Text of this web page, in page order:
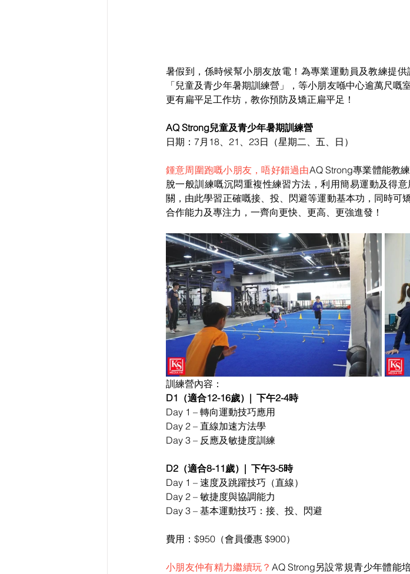
暑假到，係時候幫小朋友放電！為專業運動員及教練提
「兒童及青少年暑期訓練營」，等小朋友喺中心逾萬尺
更有扁平足工作坊，教你預防及矯正扁平足！
AQ Strong兒童及青少年暑期訓練營
日期：7月18、21、23日（星期二、五、日）
鍾意周圍跑嘅小朋友，唔好錯過由AQ Strong專業體能教
脫一般訓練嘅沉悶重複性練習方法，利用簡易運動及得
關，由此學習正確嘅接、投、閃避等運動基本功，同時可
合作能力及專注力，一齊向更快、更高、更強進發！
訓練營內容：
D1（適合12-16歲）|  下午2-4時
Day 1 – 轉向運動技巧應用
Day 2 – 直線加速方法學
Day 3 – 反應及敏捷度訓練
D2（適合8-11歲）|  下午3-5時
Day 1 – 速度及跳躍技巧（直線）
Day 2 – 敏捷度與協調能力
Day 3 – 基本運動技巧：接、投、閃避
費用：$950（會員優惠 $900）
小朋友仲有精力繼續玩？ AQ Strong另設常規青少年體能